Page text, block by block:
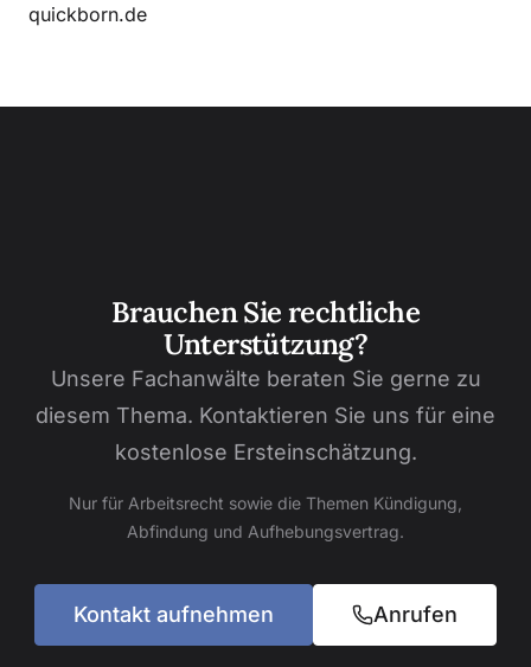
quickborn.de
Brauchen Sie rechtliche
Unterstützung?
Unsere Fachanwälte beraten Sie gerne zu
diesem Thema. Kontaktieren Sie uns für eine
kostenlose Ersteinschätzung.
Nur für Arbeitsrecht sowie die Themen Kündigung,
Abfindung und Aufhebungsvertrag.
Kontakt aufnehmen Anrufen